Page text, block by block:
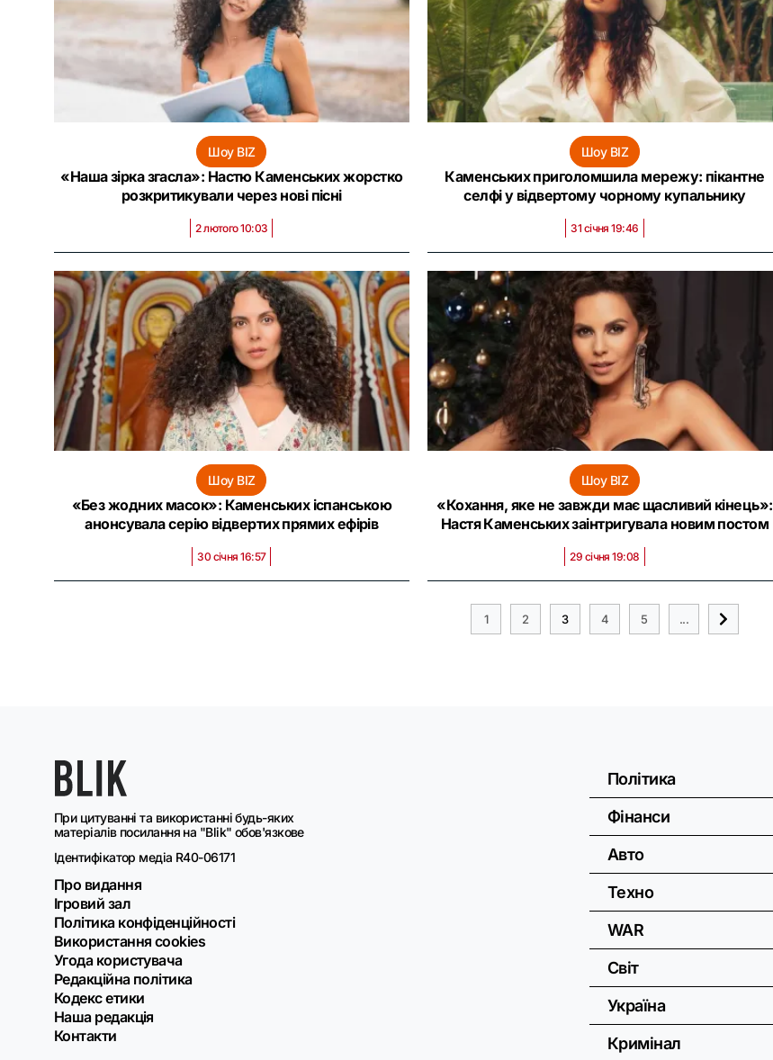
Шоу BIZ
«Наша зірка згасла»: Настю Каменських жорстко
розкритикували через нові пісні
2 лютого 10:03
Шоу BIZ
Каменських приголомшила мережу: пікантне
селфі у відвертому чорному купальнику
31 січня 19:46
Шоу BIZ
«Без жодних масок»: Каменських іспанською
анонсувала серію відвертих прямих ефірів
30 січня 16:57
Шоу BIZ
«Кохання, яке не завжди має щасливий кінець»:
Настя Каменських заінтригувала новим постом
29 січня 19:08
1 2 3 4 5 ...
При цитуванні та використанні будь-яких
матеріалів посилання на "Blik" обов'язкове
Ідентифікатор медіа R40-06171
Про видання
Ігровий зал
Політика конфіденційності
Використання cookies
Угода користувача
Редакційна політика
Кодекс етики
Наша редакція
Контакти
Політика
Фінанси
Авто
Техно
WAR
Світ
Україна
Кримінал